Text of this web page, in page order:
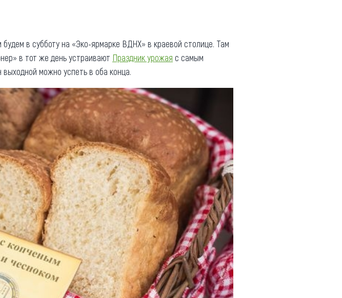
в субботу на «Эко-ярмарке ВДНХ» в краевой столице. Там
в тот же день устраивают Праздник урожая с самым
можно успеть в оба конца.